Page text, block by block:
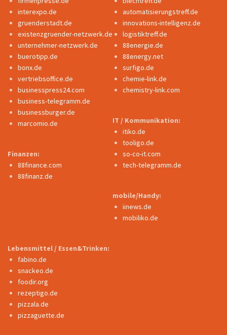
interexpo.de
gruenderstadt.de
existenzgruender-netzwerk.de
unternehmer-netzwerk.de
buerotipp.de
bonx.de
vertriebsoffice.de
businesspress24.com
business-telegramm.de
businessburger.de
marcomio.de
Finanzen:
88finance.com
88finanz.de
automatisierungstreff.de
innovations-intelligenz.de
logistiktreff.de
88energie.de
88energy.net
surfigo.de
chemie-link.de
chemistry-link.com
IT / Kommunikation:
itiko.de
tooligo.de
so-co-it.com
tech-telegramm.de
mobile/Handy:
iinews.de
mobiliko.de
Lebensmittel / Essen&Trinken:
fabino.de
snackeo.de
foodir.org
rezeptigo.de
pizzala.de
pizzaguette.de